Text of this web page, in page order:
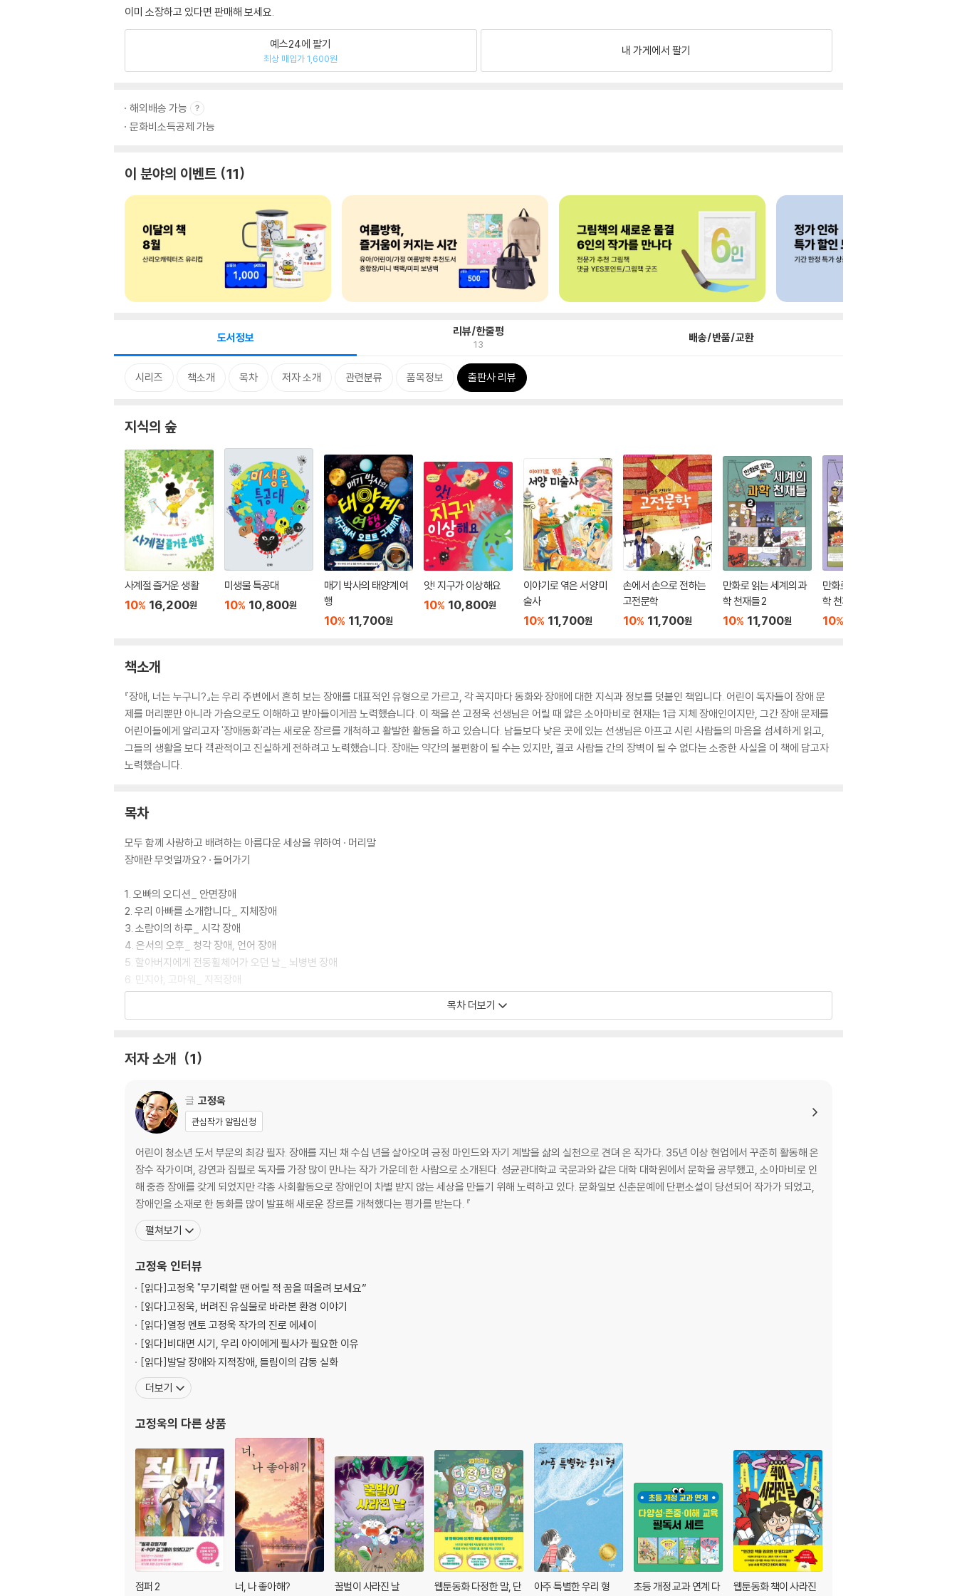
이미 소장하고 있다면 판매해 보세요.
예스24에 팔기
최상 매입가 1,600원
내 가게에서 팔기
해외배송 가능
문화비소득공제 가능
이 분야의 이벤트 11
도서정보 리뷰/한줄평
13 배송/반품/교환
시리즈 책소개 목차 저자 소개 관련분류 품목정보 출판사 리뷰
지식의 숲
사계절 즐거운 생활
10% 16,200원
미생물 특공대
10% 10,800원
매기 박사의 태양계 여
행
10% 11,700원
앗! 지구가 이상해요
10% 10,800원
이야기로 엮은 서양 미
술사
10% 11,700원
손에서 손으로 전하는
고전문학
10% 11,700원
만화로 읽는 세계의 과
학 천재들 2
10% 11,700원
만화로 읽는 세계의 과
학 천재들 1
10%
책소개
『장애, 너는 누구니?』는 우리 주변에서 흔히 보는 장애를 대표적인 유형으로 가르고, 각 꼭지마다 동화와 장애에 대한 지식과 정보를 덧붙인 책입니다. 어린이 독자들이 장애 문
제를 머리뿐만 아니라 가슴으로도 이해하고 받아들이게끔 노력했습니다. 이 책을 쓴 고정욱 선생님은 어릴 때 앓은 소아마비로 현재는 1급 지체 장애인이지만, 그간 장애 문제를
어린이들에게 알리고자 '장애동화'라는 새로운 장르를 개척하고 활발한 활동을 하고 있습니다. 남들보다 낮은 곳에 있는 선생님은 아프고 시린 사람들의 마음을 섬세하게 읽고,
그들의 생활을 보다 객관적이고 진실하게 전하려고 노력했습니다. 장애는 약간의 불편함이 될 수는 있지만, 결코 사람들 간의 장벽이 될 수 없다는 소중한 사실을 이 책에 담고자
노력했습니다.
목차
모두 함께 사랑하고 배려하는 아름다운 세상을 위하여 · 머리말
장애란 무엇일까요? · 들어가기
1. 오빠의 오디션_ 안면장애
2. 우리 아빠를 소개합니다_ 지체장애
3. 소람이의 하루_ 시각 장애
4. 은서의 오후_ 청각 장애, 언어 장애
5. 할아버지에게 전동휠체어가 오던 날_ 뇌병변 장애
6. 민지야, 고마워_ 지적장애
7. 서로서로 닮은 아이들_ 발달 장애, 학습장애
함께 더불어 사는 세상 · 나오기
목차 더보기
저자 소개 1
글 고정욱
관심작가 알림신청
어린이 청소년 도서 부문의 최강 필자. 장애를 지닌 채 수십 년을 살아오며 긍정 마인드와 자기 계발을 삶의 실천으로 견뎌 온 작가다. 35년 이상 현업에서 꾸준히 활동해 온
장수 작가이며, 강연과 집필로 독자를 가장 많이 만나는 작가 가운데 한 사람으로 소개된다. 성균관대학교 국문과와 같은 대학 대학원에서 문학을 공부했고, 소아마비로 인
해 중증 장애를 갖게 되었지만 각종 사회활동으로 장애인이 차별 받지 않는 세상을 만들기 위해 노력하고 있다. 문화일보 신춘문예에 단편소설이 당선되어 작가가 되었고,
장애인을 소재로 한 동화를 많이 발표해 새로운 장르를 개척했다는 평가를 받는다. 『
펼쳐보기
고정욱 인터뷰
[읽다]고정욱 "무기력할 땐 어릴 적 꿈을 떠올려 보세요”
[읽다]고정욱, 버려진 유실물로 바라본 환경 이야기
[읽다]열정 멘토 고정욱 작가의 진로 에세이
[읽다]비대면 시기, 우리 아이에게 필사가 필요한 이유
[읽다]발달 장애와 지적장애, 들림이의 감동 실화
더보기
고정욱의 다른 상품
점퍼 2 너, 나 좋아해? 꿀벌이 사라진 날
웹툰동화 다정한 말, 단
아주 특별한 우리 형
초등 개정 교과 연계 다
웹툰동화 책이 사라진